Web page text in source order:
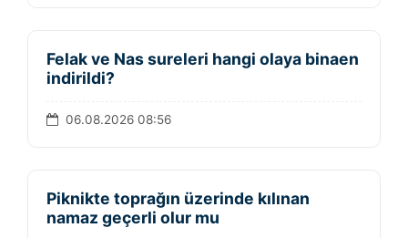
Felak ve Nas sureleri hangi olaya binaen
indirildi?
06.08.2026 08:56
Piknikte toprağın üzerinde kılınan
namaz geçerli olur mu